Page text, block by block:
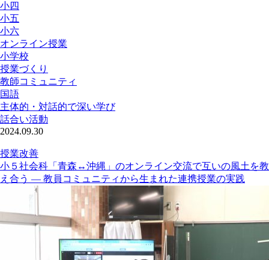
小四
小五
小六
オンライン授業
小学校
授業づくり
教師コミュニティ
国語
主体的・対話的で深い学び
話合い活動
2024.09.30
授業改善
小５社会科「青森↔沖縄」のオンライン交流で互いの風土を教
え合う ― 教員コミュニティから生まれた連携授業の実践